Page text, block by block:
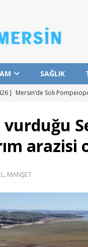
SAĞLIK
] Mersin’de Soli
] Mersin Büyükşehir’den
vurduğu
arazisi
, MANŞET